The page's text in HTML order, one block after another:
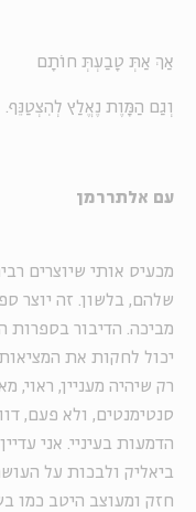
אַךְ אַתְּ טָבַעְתְּ חוֹתָם
וְגַם הַמָּוֶת נֶאֱלַץ לְהִצְטַנֵּף.
עם אלתררמן
מכעיס אותי שיוצרים
שלהם, בלשון. זה יוצר
מביכה. הדיבור בספרות
יכול לחקות את
רק שיהיה מעניין, ראוי,
סנטימנטים, ולא פעם,
הדמעות בעיניי. אני
ביאליק ולבכות על
חזק ומעוצב היטב כמו